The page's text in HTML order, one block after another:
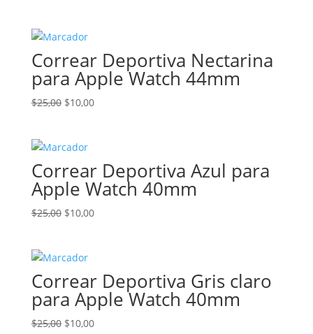
era:
$25,00.$10,00.
Correar Deportiva Nectarina
para Apple Watch 44mm
$25,00 El
era:
$25,00.
$10,00El
$10,00.
Correar Deportiva Azul para
Apple Watch 40mm
$25,00 El
era:
$25,00.
$10,00El
$10,00.
Correar Deportiva Gris claro
para Apple Watch 40mm
$25,00 El
$10,00El